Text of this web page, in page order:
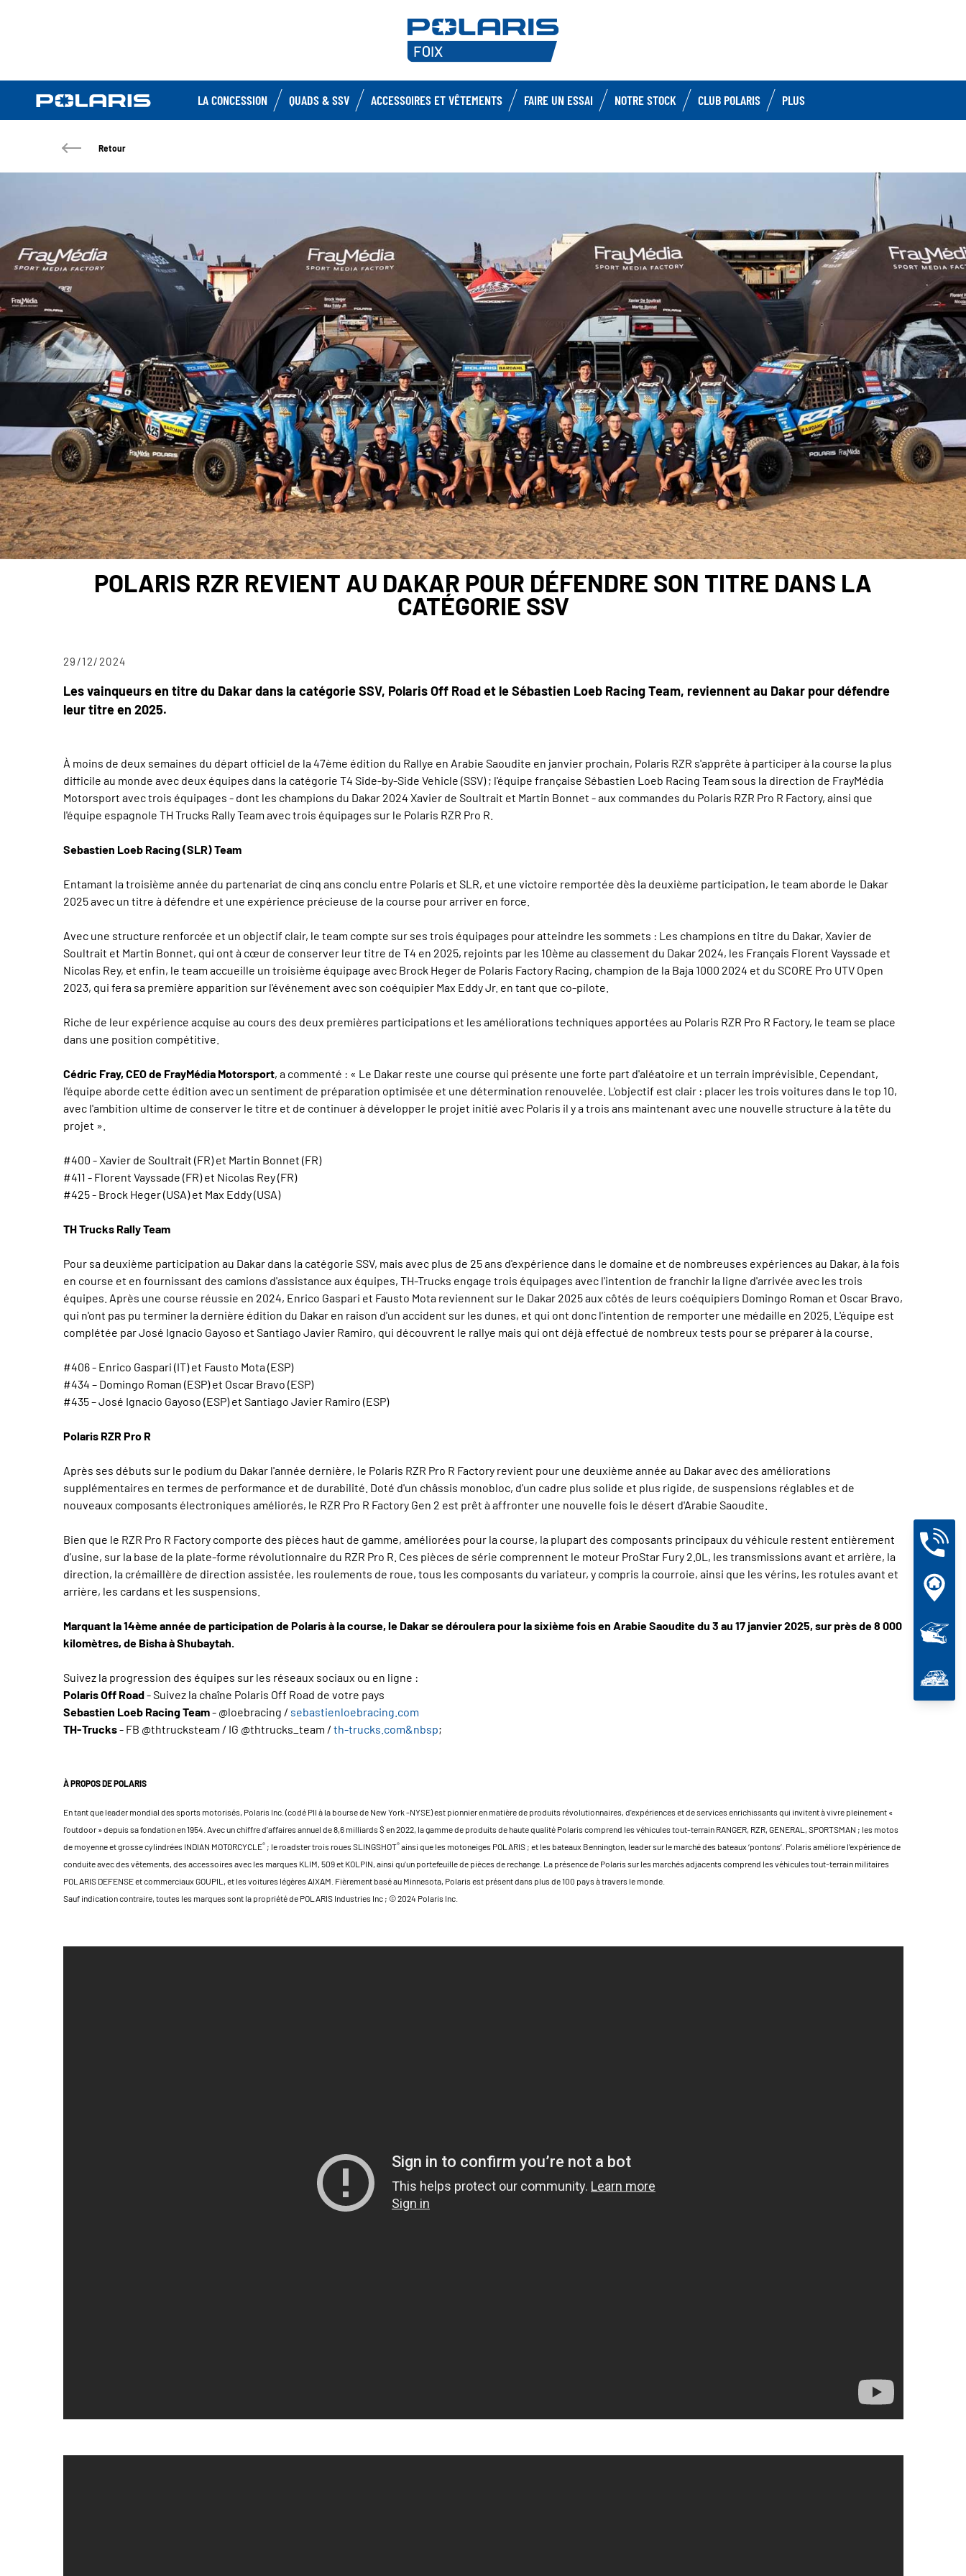
LA CONCESSION QUADS & SSV ACCESSOIRES ET VÊTEMENTS FAIRE UN ESSAI NOTRE STOCK CLUB POLARIS PLUS
Retour
POLARIS RZR REVIENT AU DAKAR POUR DÉFENDRE SON TITRE DANS LA
CATÉGORIE SSV
29/12/2024
Les vainqueurs en titre du Dakar dans la catégorie SSV, Polaris Off Road et le Sébastien Loeb Racing Team, reviennent au Dakar pour défendre
leur titre en 2025.
À moins de deux semaines du départ officiel de la 47ème édition du Rallye en Arabie Saoudite en janvier prochain, Polaris RZR s'apprête à participer à la course la plus
difficile au monde avec deux équipes dans la catégorie T4 Side-by-Side Vehicle (SSV) ; l'équipe française Sébastien Loeb Racing Team sous la direction de FrayMédia
Motorsport avec trois équipages - dont les champions du Dakar 2024 Xavier de Soultrait et Martin Bonnet - aux commandes du Polaris RZR Pro R Factory, ainsi que
l'équipe espagnole TH Trucks Rally Team avec trois équipages sur le Polaris RZR Pro R.
Sebastien Loeb Racing (SLR) Team
Entamant la troisième année du partenariat de cinq ans conclu entre Polaris et SLR, et une victoire remportée dès la deuxième participation, le team aborde le Dakar
2025 avec un titre à défendre et une expérience précieuse de la course pour arriver en force.
Avec une structure renforcée et un objectif clair, le team compte sur ses trois équipages pour atteindre les sommets : Les champions en titre du Dakar, Xavier de
Soultrait et Martin Bonnet, qui ont à cœur de conserver leur titre de T4 en 2025, rejoints par les 10ème au classement du Dakar 2024, les Français Florent Vayssade et
Nicolas Rey, et enfin, le team accueille un troisième équipage avec Brock Heger de Polaris Factory Racing, champion de la Baja 1000 2024 et du SCORE Pro UTV Open
2023, qui fera sa première apparition sur l'événement avec son coéquipier Max Eddy Jr. en tant que co-pilote.
Riche de leur expérience acquise au cours des deux premières participations et les améliorations techniques apportées au Polaris RZR Pro R Factory, le team se place
dans une position compétitive.
Cédric Fray, CEO de FrayMédia Motorsport, a commenté : « Le Dakar reste une course qui présente une forte part d'aléatoire et un terrain imprévisible. Cependant,
l'équipe aborde cette édition avec un sentiment de préparation optimisée et une détermination renouvelée. L'objectif est clair : placer les trois voitures dans le top 10,
avec l'ambition ultime de conserver le titre et de continuer à développer le projet initié avec Polaris il y a trois ans maintenant avec une nouvelle structure à la tête du
projet ».
#400 - Xavier de Soultrait (FR) et Martin Bonnet (FR)
#411 - Florent Vayssade (FR) et Nicolas Rey (FR)
#425 - Brock Heger (USA) et Max Eddy (USA)
TH Trucks Rally Team
Pour sa deuxième participation au Dakar dans la catégorie SSV, mais avec plus de 25 ans d'expérience dans le domaine et de nombreuses expériences au Dakar, à la fois
en course et en fournissant des camions d'assistance aux équipes, TH-Trucks engage trois équipages avec l'intention de franchir la ligne d'arrivée avec les trois
équipes. Après une course réussie en 2024, Enrico Gaspari et Fausto Mota reviennent sur le Dakar 2025 aux côtés de leurs coéquipiers Domingo Roman et Oscar Bravo,
qui n'ont pas pu terminer la dernière édition du Dakar en raison d'un accident sur les dunes, et qui ont donc l'intention de remporter une médaille en 2025. L'équipe est
complétée par José Ignacio Gayoso et Santiago Javier Ramiro, qui découvrent le rallye mais qui ont déjà effectué de nombreux tests pour se préparer à la course.
#406 - Enrico Gaspari (IT) et Fausto Mota (ESP)
#434 – Domingo Roman (ESP) et Oscar Bravo (ESP)
#435 – José Ignacio Gayoso (ESP) et Santiago Javier Ramiro (ESP)
Polaris RZR Pro R
Après ses débuts sur le podium du Dakar l'année dernière, le Polaris RZR Pro R Factory revient pour une deuxième année au Dakar avec des améliorations
supplémentaires en termes de performance et de durabilité. Doté d'un châssis monobloc, d'un cadre plus solide et plus rigide, de suspensions réglables et de
nouveaux composants électroniques améliorés, le RZR Pro R Factory Gen 2 est prêt à affronter une nouvelle fois le désert d'Arabie Saoudite.
Bien que le RZR Pro R Factory comporte des pièces haut de gamme, améliorées pour la course, la plupart des composants principaux du véhicule restent entièrement
d’usine, sur la base de la plate-forme révolutionnaire du RZR Pro R. Ces pièces de série comprennent le moteur ProStar Fury 2.0L, les transmissions avant et arrière, la
direction, la crémaillère de direction assistée, les roulements de roue, tous les composants du variateur, y compris la courroie, ainsi que les vérins, les rotules avant et
arrière, les cardans et les suspensions.
Marquant la 14ème année de participation de Polaris à la course, le Dakar se déroulera pour la sixième fois en Arabie Saoudite du 3 au 17 janvier 2025, sur près de 8 000
kilomètres, de Bisha à Shubaytah.
Suivez la progression des équipes sur les réseaux sociaux ou en ligne :
Polaris Off Road- Suivez la chaîne Polaris Off Road de votre pays
Sebastien Loeb Racing Team- @loebracing / sebastienloebracing.com
TH-Trucks- FB @thtrucksteam / IG @thtrucks_team / th-trucks.com&nbsp;
À PROPOS DE POLARIS
En tant que leader mondial des sports motorisés, Polaris Inc. (codé PII à la bourse de New York -NYSE) est pionnier en matière de produits révolutionnaires, d'expériences et de services enrichissants qui invitent à vivre pleinement «
l’outdoor » depuis sa fondation en 1954. Avec un chiffre d’affaires annuel de 8,6 milliards $ en 2022, la gamme de produits de haute qualité Polaris comprend les véhicules tout-terrain RANGER, RZR, GENERAL, SPORTSMAN ; les motos
de moyenne et grosse cylindrées INDIAN MOTORCYCLE®; le roadster trois roues SLINGSHOT®ainsi que les motoneiges POLARIS ; et les bateaux Bennington, leader sur le marché des bateaux ‘pontons’. Polaris améliore l'expérience de
conduite avec des vêtements, des accessoires avec les marques KLIM, 509 et KOLPIN, ainsi qu'un portefeuille de pièces de rechange. La présence de Polaris sur les marchés adjacents comprend les véhicules tout-terrain militaires
POLARIS DEFENSE et commerciaux GOUPIL, et les voitures légères AIXAM. Fièrement basé au Minnesota, Polaris est présent dans plus de 100 pays à travers le monde.
Sauf indication contraire, toutes les marques sont la propriété de POLARIS Industries Inc ; © 2024 Polaris Inc.